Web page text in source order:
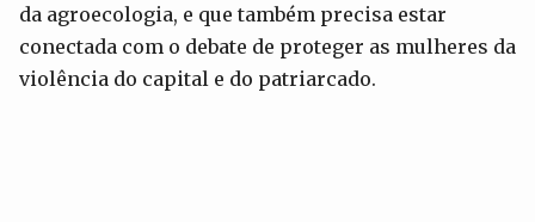
da agroecologia, e que também precisa estar
conectada com o debate de proteger as mulheres da
violência do capital e do patriarcado.